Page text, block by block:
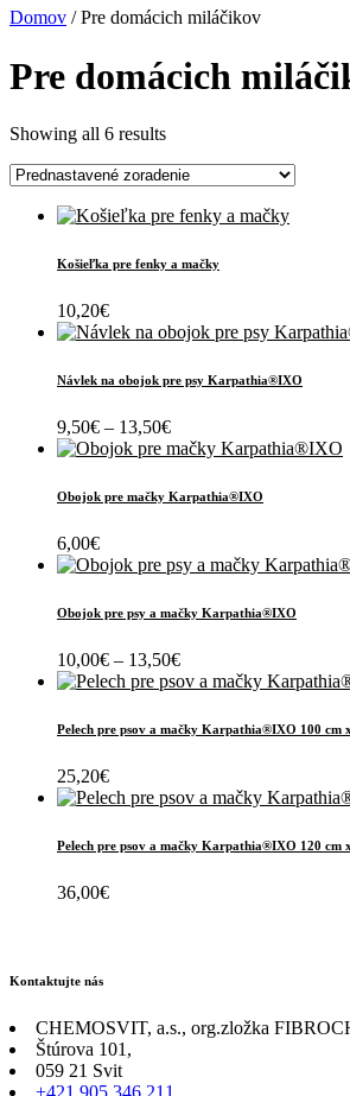
Domov / Pre domácich miláčikov
Pre domácich
Showing all 6 results
Košieľka pre fenky a mačky
10,20€
Návlek na obojok pre psy Karpathia®IXO
9,50€ – 13,50€Price
range:
through
Obojok pre mačky Karpathia®IXO
6,00€
Obojok pre psy a mačky Karpathia®IXO
10,00€ – 13,50€Price
range:
through
Pelech pre psov a mačky Karpathia®IXO 100 cm
25,20€
Pelech pre psov a mačky Karpathia®IXO 120 cm
36,00€
Kontaktujte nás
CHEMOSVIT, a.s., org.zložka
Štúrova 101,
059 21 Svit
+421 905 346 211